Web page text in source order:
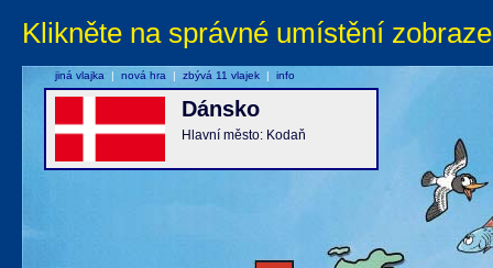
Klikněte na správné umístění
Dánsko
Hlavní město: Kodaň
jiná vlajka | nová hra | zbývá 11 vlajek | info